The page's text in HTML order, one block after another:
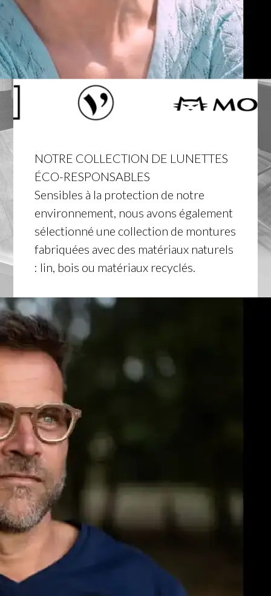
NOTRE COLLECTION DE LUNETTES
ÉCO-RESPONSABLES
Sensibles à la protection de notre
environnement, nous avons également
sélectionné une collection de montures
fabriquées avec des matériaux naturels
: lin, bois ou matériaux recyclés.